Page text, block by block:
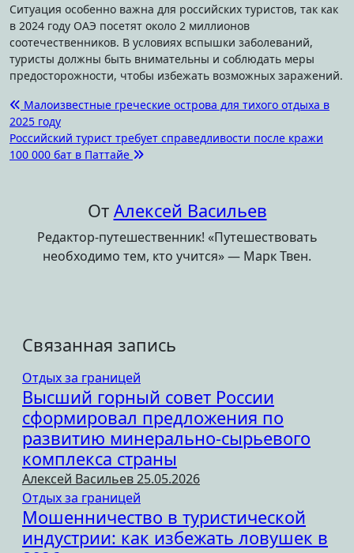
Ситуация особенно важна для российских туристов, так как
в 2024 году ОАЭ посетят около 2 миллионов
соотечественников. В условиях вспышки заболеваний,
туристы должны быть внимательны и соблюдать меры
предосторожности, чтобы избежать возможных заражений.
Навигация
по
записям
Малоизвестные греческие острова для тихого отдыха в
2025 году
Российский турист требует справедливости после кражи
100 000 бат в Паттайе
От Алексей Васильев
Редактор-путешественник! «Путешествовать
необходимо тем, кто учится» — Марк Твен.
Связанная запись
Отдых за границей
Высший горный совет России
сформировал предложения по
развитию минерально-сырьевого
комплекса страны
Алексей Васильев25.05.2026
Отдых за границей
Мошенничество в туристической
индустрии: как избежать ловушек в